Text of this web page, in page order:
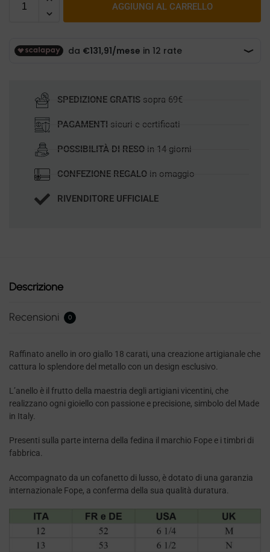
AGGIUNGI AL CARRELLO
SPEDIZIONE GRATISsopra 69€
PAGAMENTI sicuri e certificati
POSSIBILITÀ DI RESO in 14 giorni
CONFEZIONE REGALOin omaggio
RIVENDITORE UFFICIALE
Descrizione
Recensioni 0
Raffinato anello in oro giallo 18 carati, una creazione artigianale che
cattura lo splendore del metallo con un design esclusivo.
L’anello è il frutto della maestria degli artigiani vicentini, che
realizzano ogni gioiello con passione e precisione, simbolo del Made
in Italy.
Presenti sulla parte interna della fedina il marchio Fope e i timbri di
fabbrica.
Accompagnato da un cofanetto di lusso, è dotato di una garanzia
internazionale Fope, a conferma della sua qualità duratura.